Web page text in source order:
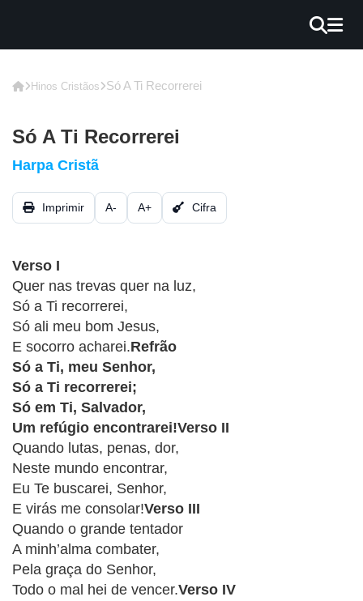
GRÁTIS
GUITAR
CIFRA
VÍDEO
HINOS
CRISTÃOS
TEORIA
MUSICAL
MINI
DOC
REVIEW
PLAYBACK
Hinos Cristãos Só A Ti Recorrerei
Só A Ti Recorrerei
Harpa Cristã
Imprimir A- A+ Cifra
Verso I
Quer nas trevas quer na luz,
Só a Ti recorrerei,
Só ali meu bom Jesus,
E socorro acharei.Refrão
Só a Ti, meu Senhor,
Só a Ti recorrerei;
Só em Ti, Salvador,
Um refúgio encontrarei!Verso II
Quando lutas, penas, dor,
Neste mundo encontrar,
Eu Te buscarei, Senhor,
E virás me consolar!Verso III
Quando o grande tentador
A minh’alma combater,
Pela graça do Senhor,
Todo o mal hei de vencer.Verso IV